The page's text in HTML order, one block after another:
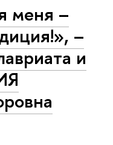
меня –
–
и